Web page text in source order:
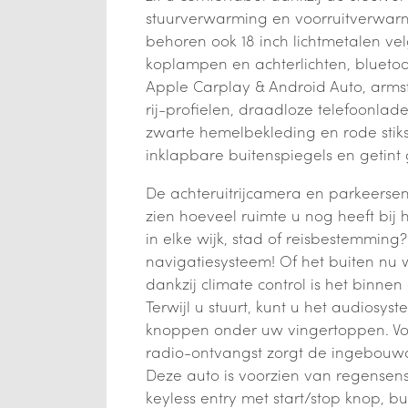
stuurverwarming en
behoren ook 18 inch lichtmetalen
koplampen en achterlichten,
Apple Carplay & Android Auto,
rij-profielen, draadloze
zwarte hemelbekleding en rode
inklapbare buitenspiegels en getint
De achteruitrijcamera en
zien hoeveel ruimte u nog heeft bij
in elke wijk, stad of
navigatiesysteem! Of het buiten nu
dankzij climate control is het
Terwijl u stuurt, kunt u het
knoppen onder uw vingertoppen.
radio-ontvangst zorgt de
Deze auto is voorzien van
keyless entry met start/stop knop,